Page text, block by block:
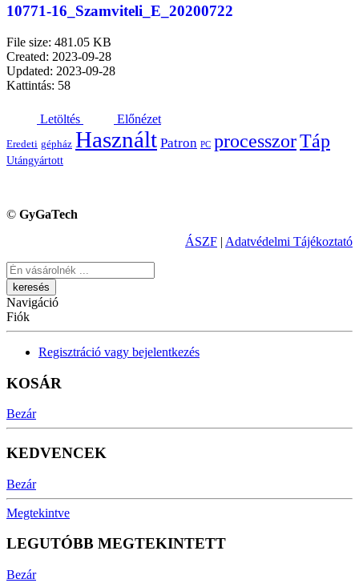
10771-16_Szamviteli_E_20200722
File size: 481.05 KB
Created: 2023-09-28
Updated: 2023-09-28
Kattintás: 58
Letöltés Előnézet
Eredeti gépház Használt Patron PC processzorTáp
Utángyártott
© GyGaTech
ÁSZF | Adatvédelmi Tájékoztató
Keresés
Navigáció
Fiók
Regisztráció vagy bejelentkezés
KOSÁR
Bezár
KEDVENCEK
Bezár
Megtekintve
LEGUTÓBB MEGTEKINTETT
Bezár